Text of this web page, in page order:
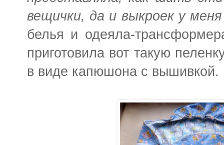
вещички, да и выкроек у
белья и одеяла-
приготовила вот такую
в виде капюшона с вышивкой.